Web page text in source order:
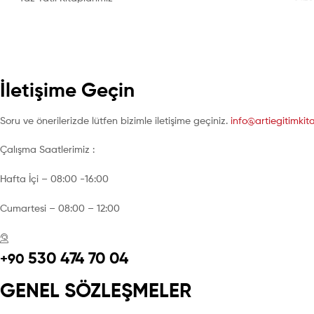
İletişime Geçin
Soru ve önerilerizde lütfen bizimle iletişime geçiniz.
Çalışma Saatlerimiz :
Hafta İçi – 08:00 -16:00
Cumartesi – 08:00 – 12:00
+90 530 474 70 04
GENEL SÖZLEŞMELER